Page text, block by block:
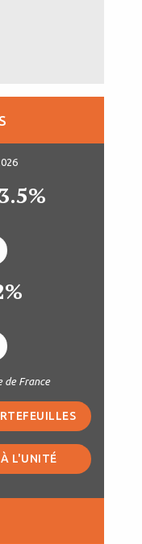
de France
L'UNITÉ